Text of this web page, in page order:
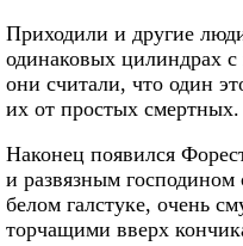
Приходили и другие
одинаковых цилиндрах
они считали, что один
их от простых смертных.
Наконец появился
и развязным
белом галстуке, очень
торчащими вверх